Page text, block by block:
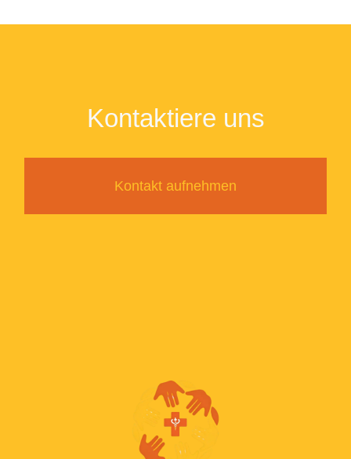
Kontaktiere uns
Kontakt aufnehmen